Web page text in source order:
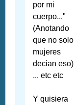
por mi
cuerpo..."
(Anotando
que no solo
mujeres
decian eso)
... etc etc
Y quisiera